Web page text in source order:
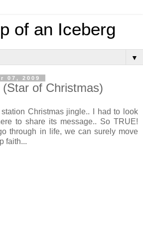
of an Iceberg
▼
07, 2009
of Christmas)
station Christmas jingle.. I had to look
to share its message.. So TRUE!
through in life, we can surely move
faith...